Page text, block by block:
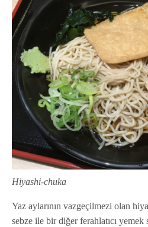
Hiyashi-chuka
Yaz aylarının vazgeçilmezi olan
sebze ile bir diğer ferahlatıcı yemek